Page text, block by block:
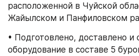
расположенной в Чуйской
Жайылском и Панфиловском
• Подготовлено, доставлено и
оборудование в составе 5